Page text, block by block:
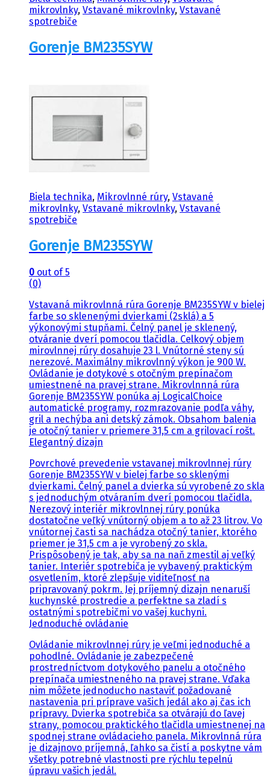
mikrovlnky, Vstavané mikrovlnky, Vstavané
spotrebiče
Gorenje BM235SYW
Biela technika, Mikrovlnné rúry, Vstavané
mikrovlnky, Vstavané mikrovlnky, Vstavané
spotrebiče
Gorenje BM235SYW
0 out of 5
(0)
Vstavaná mikrovlnná rúra Gorenje BM235SYW v bielej
farbe so sklenenými dvierkami (2sklá) a 5
výkonovými stupňami. Čelný panel je sklenený,
otváranie dverí pomocou tlačidla. Celkový objem
mirovlnnej rúry dosahuje 23 l. Vnútorné steny sú
nerezové. Maximálny mikrovlnný výkon je 900 W.
Ovládanie je dotykové s otočným prepínačom
umiestnené na pravej strane. Mikrovlnnná rúra
Gorenje BM235SYW ponúka aj LogicalChoice
automatické programy, rozmrazovanie podľa váhy,
gril a nechýba ani detský zámok. Obsahom balenia
je otočný tanier v priemere 31,5 cm a grilovací rošt.
Elegantný dizajn
Povrchové prevedenie vstavanej mikrovlnnej rúry
Gorenje BM235SYW v bielej farbe so sklenými
dvierkami. Čelný panel a dvierka sú vyrobené zo skla
s jednoduchým otváraním dverí pomocou tlačidla.
Nerezový interiér mikrovlnnej rúry ponúka
dostatočne veľký vnútorný objem a to až 23 litrov. Vo
vnútornej časti sa nachádza otočný tanier, ktorého
priemer je 31,5 cm a je vyrobený zo skla.
Prispôsobený je tak, aby sa na naň zmestil aj veľký
tanier. Interiér spotrebiča je vybavený praktickým
osvetlením, ktoré zlepšuje viditeľnosť na
pripravovaný pokrm. Jej príjemný dizajn nenaruší
kuchynské prostredie a perfektne sa zladí s
ostatnými spotrebičmi vo vašej kuchyni.
Jednoduché ovládanie
Ovládanie mikrovlnnej rúry je veľmi jednoduché a
pohodlné. Ovládanie je zabezpečené
prostredníctvom dotykového panelu a otočného
prepínača umiestneného na pravej strane. Vďaka
nim môžete jednoducho nastaviť požadované
nastavenia pri príprave vašich jedál ako aj čas ich
prípravy. Dvierka spotrebiča sa otvárajú do ľavej
strany, pomocou praktického tlačidla umiestnenej na
spodnej strane ovládacieho panela. Mikrovlnná rúra
je dizajnovo príjemná, ľahko sa čistí a poskytne vám
všetky potrebné vlastnosti pre rýchlu tepelnú
úpravu vašich jedál.